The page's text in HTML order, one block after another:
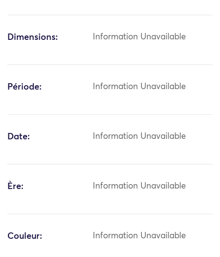
Dimensions: Information Unavailable
Période: Information Unavailable
Date: Information Unavailable
Ère: Information Unavailable
Couleur: Information Unavailable